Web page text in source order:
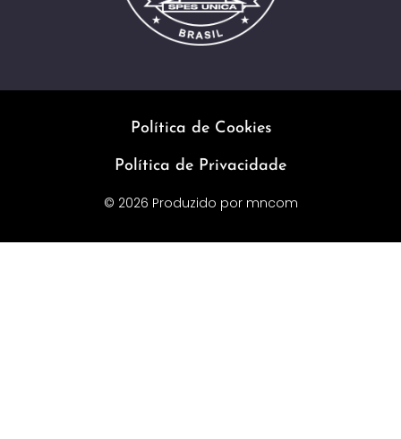
Política de Cookies
Política de Privacidade
© 2026 Produzido por mncom